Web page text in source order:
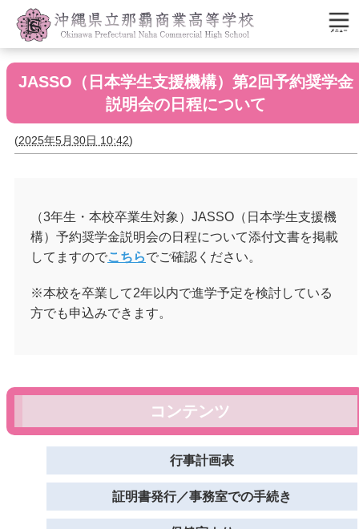
JASSO（日本学生支援機構）第2回予約奨学金
説明会の日程について
(2025年5月30日 10:42)
（3年生・本校卒業生対象）JASSO（日本学生支援機
構）予約奨学金説明会の日程について添付文書を掲載
してますのでこちらでご確認ください。
※本校を卒業して2年以内で進学予定を検討している
方でも申込みできます。
コンテンツ
行事計画表
証明書発行／事務室での手続き